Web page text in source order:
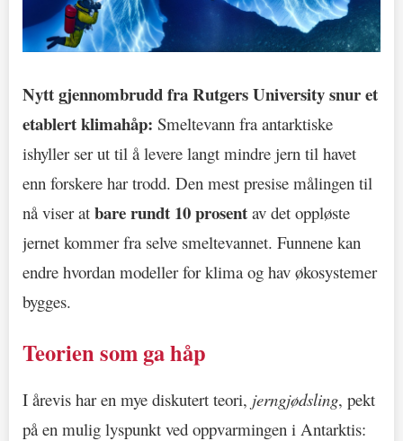
Nytt gjennombrudd fra Rutgers University snur et
etablert klimahåp: Smeltevann fra antarktiske
ishyller ser ut til å levere langt mindre jern til havet
enn forskere har trodd. Den mest presise målingen til
nå viser at bare rundt 10 prosent av det oppløste
jernet kommer fra selve smeltevannet. Funnene kan
endre hvordan modeller for klima og hav økosystemer
bygges.
Teorien som ga håp
I årevis har en mye diskutert teori, jerngjødsling, pekt
på en mulig lyspunkt ved oppvarmingen i Antarktis: